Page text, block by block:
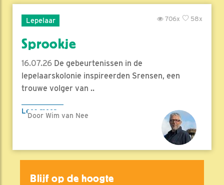
Lepelaar 58x
706x
Sprookje
16.07.26 De gebeurtenissen in de
lepelaarskolonie inspireerden Srensen, een
trouwe volger van ..
Lees meer
Door Wim van Nee
Blijf op de hoogte